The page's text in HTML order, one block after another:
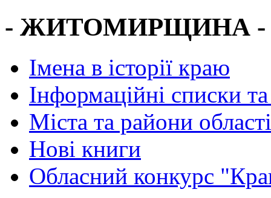
- ЖИТОМИРЩИНА -
Імена в історії краю
Інформаційні списки
Міста та райони області
Нові книги
Обласний конкурс